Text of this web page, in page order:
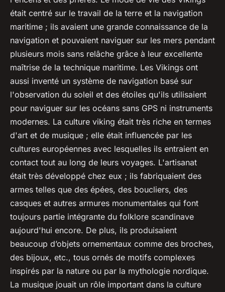
était centré sur le travail de la terre et la navigation
maritime ; ils avaient une grande connaissance de la
navigation et pouvaient naviguer sur les mers pendant
plusieurs mois sans relâche grâce à leur excellente
maîtrise de la technique maritime. Les Vikings ont
aussi inventé un système de navigation basé sur
l'observation du soleil et des étoiles qu'ils utilisaient
pour naviguer sur les océans sans GPS ni instruments
modernes. La culture viking était très riche en termes
d'art et de musique ; elle était influencée par les
cultures européennes avec lesquelles ils entraient en
contact tout au long de leurs voyages. L'artisanat
était très développé chez eux ; ils fabriquaient des
armes telles que des épées, des boucliers, des
casques et autres armures monumentales qui font
toujours partie intégrante du folklore scandinave
aujourd'hui encore. De plus, ils produisaient
beaucoup d’objets ornementaux comme des broches,
des bijoux, etc., tous ornés de motifs complexes
inspirés par la nature ou par la mythologie nordique.
La musique jouait un rôle important dans la culture